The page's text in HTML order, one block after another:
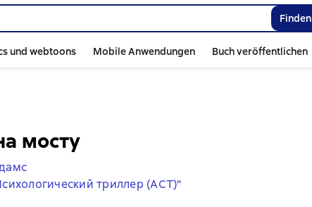
Finden
und webtoons Mobile Anwendungen Buch veröffentlichen
мосту
триллер (АСТ)"